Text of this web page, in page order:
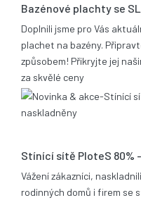
Bazénové plachty se
Doplnili jsme pro Vás
plachet na bazény.
způsobem! Přikryjte jej
za skvělé ceny
Stínící sítě PloteS 80%
Vážení zákazníci,
rodinných domů i firem se